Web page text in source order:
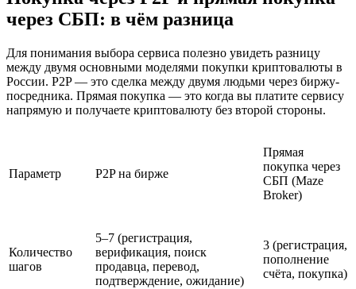
через СБП: в чём разница
Для понимания выбора сервиса полезно увидеть разницу
между двумя основными моделями покупки криптовалюты в
России. P2P — это сделка между двумя людьми через биржу-
посредника. Прямая покупка — это когда вы платите сервису
напрямую и получаете криптовалюту без второй стороны.
Параметр P2P на бирже
Прямая
покупка через
СБП (Maze
Broker)
Количество
шагов
5–7 (регистрация,
верификация, поиск
продавца, перевод,
подтверждение, ожидание)
3 (регистрация,
пополнение
счёта, покупка)